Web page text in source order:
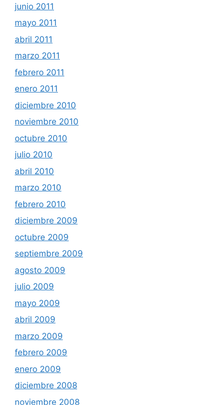
junio 2011
mayo 2011
abril 2011
marzo 2011
febrero 2011
enero 2011
diciembre 2010
noviembre 2010
octubre 2010
julio 2010
abril 2010
marzo 2010
febrero 2010
diciembre 2009
octubre 2009
septiembre 2009
agosto 2009
julio 2009
mayo 2009
abril 2009
marzo 2009
febrero 2009
enero 2009
diciembre 2008
noviembre 2008